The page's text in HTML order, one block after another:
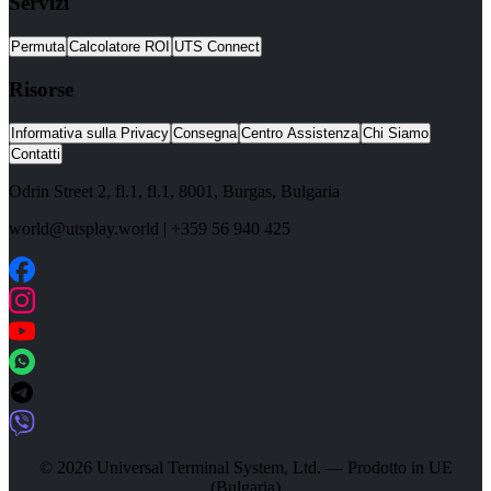
Permuta Calcolatore ROI UTS Connect
Risorse
Informativa sulla Privacy Consegna Centro Assistenza Chi Siamo
Contatti
Odrin Street 2, fl.1 , fl.1, 8001 , Burgas, Bulgaria
world@utsplay.world | +359 56 940 425
© 2026 Universal Terminal System, Ltd. — Prodotto in UE
(Bulgaria)